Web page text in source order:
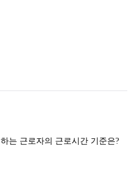
는 근로자의 근로시간 기준은?